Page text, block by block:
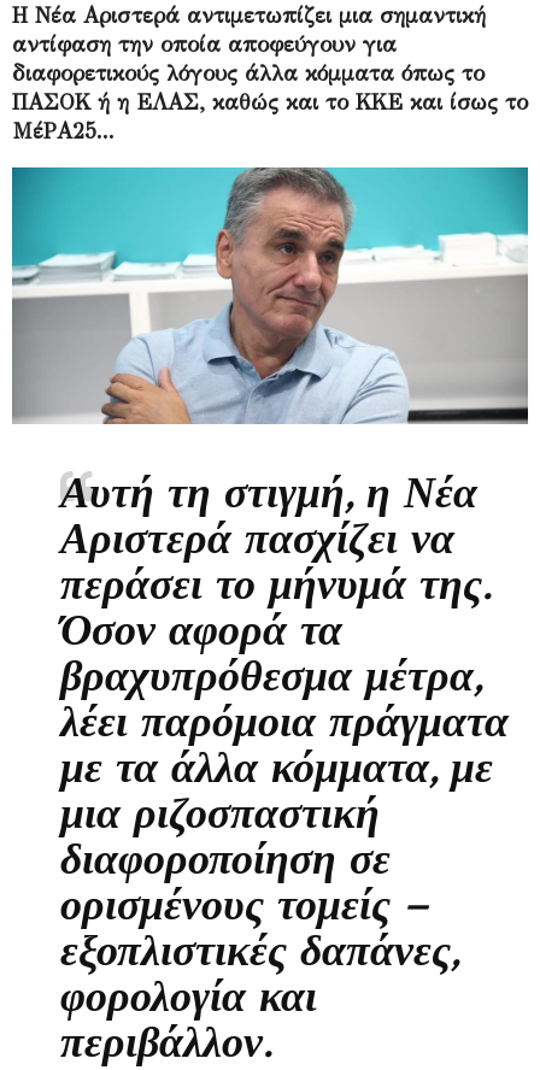
Η Νέα Αριστερά αντιμετωπίζει μια σημαντική
αντίφαση την οποία αποφεύγουν για
διαφορετικούς λόγους άλλα κόμματα όπως το
ΠΑΣΟΚ ή η ΕΛΑΣ, καθώς και το ΚΚΕ και ίσως το
ΜέΡΑ25...
Αυτή τη στιγμή, η Νέα
Αριστερά πασχίζει να
περάσει το μήνυμά της.
Όσον αφορά τα
βραχυπρόθεσμα μέτρα,
λέει παρόμοια πράγματα
με τα άλλα κόμματα, με
μια ριζοσπαστική
διαφοροποίηση σε
ορισμένους τομείς –
εξοπλιστικές δαπάνες,
φορολογία και
περιβάλλον.